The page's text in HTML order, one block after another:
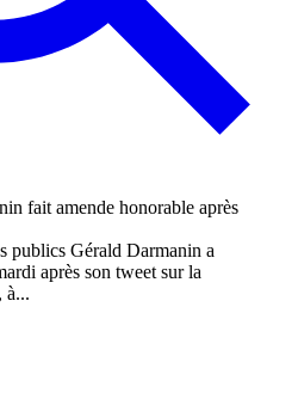
publics Gérald Darmanin a
après son tweet sur la
à...